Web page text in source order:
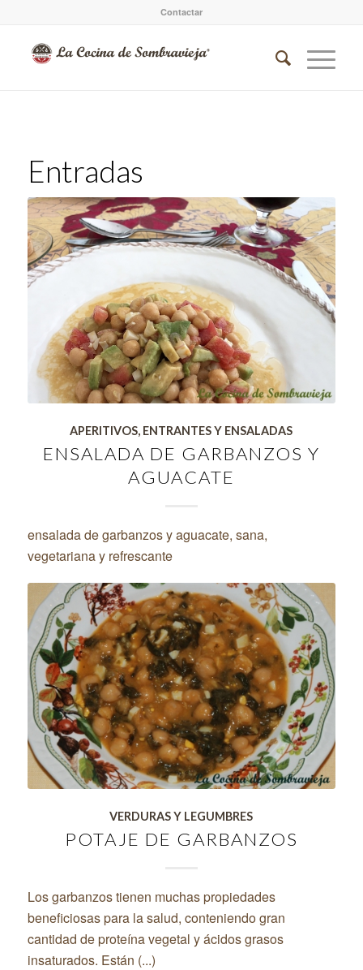
Contactar
Entradas
APERITIVOS, ENTRANTES Y ENSALADAS
ENSALADA DE GARBANZOS Y
AGUACATE
ensalada de garbanzos y aguacate, sana,
vegetariana y refrescante
VERDURAS Y LEGUMBRES
POTAJE DE GARBANZOS
Los garbanzos tienen muchas propiedades
beneficiosas para la salud, conteniendo gran
cantidad de proteína vegetal y ácidos grasos
insaturados. Están (...)